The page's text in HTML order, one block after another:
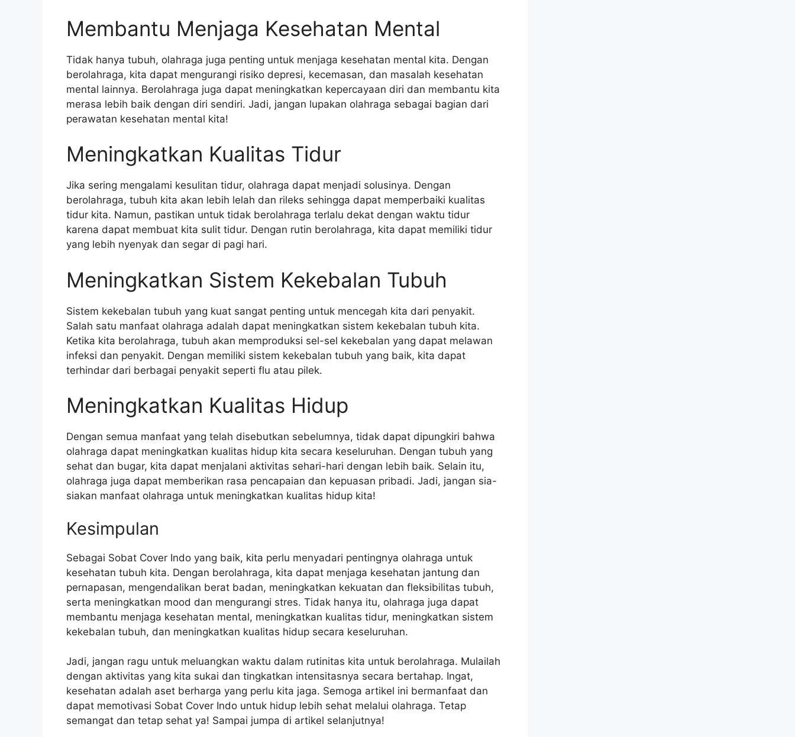
Membantu Menjaga Kesehatan Mental
Tidak hanya tubuh, olahraga juga penting untuk menjaga kesehatan mental kita. Dengan
berolahraga, kita dapat mengurangi risiko depresi, kecemasan, dan masalah kesehatan
mental lainnya. Berolahraga juga dapat meningkatkan kepercayaan diri dan membantu kita
merasa lebih baik dengan diri sendiri. Jadi, jangan lupakan olahraga sebagai bagian dari
perawatan kesehatan mental kita!
Meningkatkan Kualitas Tidur
Jika sering mengalami kesulitan tidur, olahraga dapat menjadi solusinya. Dengan
berolahraga, tubuh kita akan lebih lelah dan rileks sehingga dapat memperbaiki kualitas
tidur kita. Namun, pastikan untuk tidak berolahraga terlalu dekat dengan waktu tidur
karena dapat membuat kita sulit tidur. Dengan rutin berolahraga, kita dapat memiliki tidur
yang lebih nyenyak dan segar di pagi hari.
Meningkatkan Sistem Kekebalan Tubuh
Sistem kekebalan tubuh yang kuat sangat penting untuk mencegah kita dari penyakit.
Salah satu manfaat olahraga adalah dapat meningkatkan sistem kekebalan tubuh kita.
Ketika kita berolahraga, tubuh akan memproduksi sel-sel kekebalan yang dapat melawan
infeksi dan penyakit. Dengan memiliki sistem kekebalan tubuh yang baik, kita dapat
terhindar dari berbagai penyakit seperti flu atau pilek.
Meningkatkan Kualitas Hidup
Dengan semua manfaat yang telah disebutkan sebelumnya, tidak dapat dipungkiri bahwa
olahraga dapat meningkatkan kualitas hidup kita secara keseluruhan. Dengan tubuh yang
sehat dan bugar, kita dapat menjalani aktivitas sehari-hari dengan lebih baik. Selain itu,
olahraga juga dapat memberikan rasa pencapaian dan kepuasan pribadi. Jadi, jangan sia-
siakan manfaat olahraga untuk meningkatkan kualitas hidup kita!
Kesimpulan
Sebagai Sobat Cover Indo yang baik, kita perlu menyadari pentingnya olahraga untuk
kesehatan tubuh kita. Dengan berolahraga, kita dapat menjaga kesehatan jantung dan
pernapasan, mengendalikan berat badan, meningkatkan kekuatan dan fleksibilitas tubuh,
serta meningkatkan mood dan mengurangi stres. Tidak hanya itu, olahraga juga dapat
membantu menjaga kesehatan mental, meningkatkan kualitas tidur, meningkatkan sistem
kekebalan tubuh, dan meningkatkan kualitas hidup secara keseluruhan.
Jadi, jangan ragu untuk meluangkan waktu dalam rutinitas kita untuk berolahraga. Mulailah
dengan aktivitas yang kita sukai dan tingkatkan intensitasnya secara bertahap. Ingat,
kesehatan adalah aset berharga yang perlu kita jaga. Semoga artikel ini bermanfaat dan
dapat memotivasi Sobat Cover Indo untuk hidup lebih sehat melalui olahraga. Tetap
semangat dan tetap sehat ya! Sampai jumpa di artikel selanjutnya!